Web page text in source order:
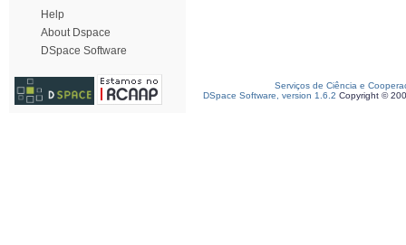
Help
About Dspace
DSpace Software
Serviços de Ciência e
DSpace Software, version 1.6.2 Copyright ©